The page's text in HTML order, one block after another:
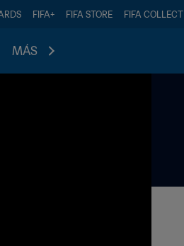
FIFA+ FIFA STORE FIFA COLLECT
MÁS